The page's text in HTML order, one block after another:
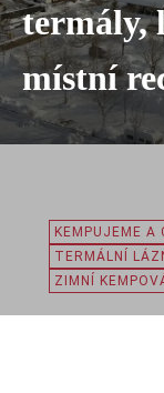
termály,
místní
KEMPUJEME A
TERMÁLNÍ
ZIMNÍ